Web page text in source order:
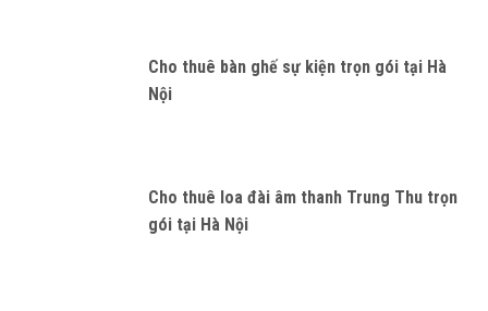
Cho thuê bàn ghế sự kiện trọn gói tại Hà
Nội
Cho thuê loa đài âm thanh Trung Thu trọn
gói tại Hà Nội